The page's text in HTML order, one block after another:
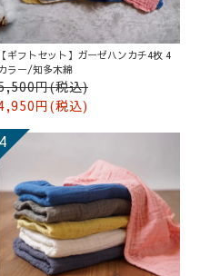
【ギフトセット】ガーゼハンカチ4枚 4
ラー/知多木綿
円(税込)
円(税込)